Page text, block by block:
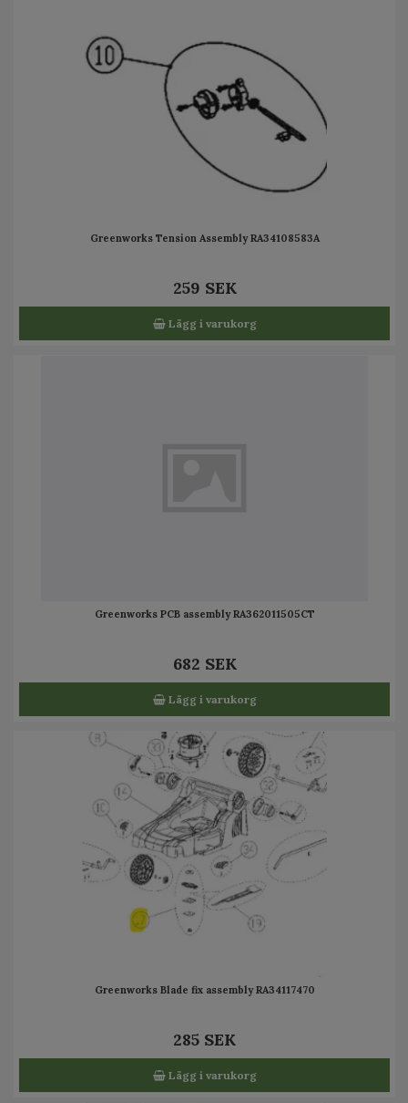
Greenworks Tension Assembly RA34108583A
259 SEK
Lägg i varukorg
Greenworks PCB assembly RA362011505CT
682 SEK
Lägg i varukorg
Greenworks Blade fix assembly RA34117470
285 SEK
Lägg i varukorg